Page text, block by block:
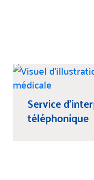
Service
téléphonique